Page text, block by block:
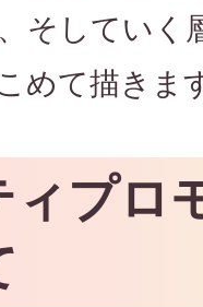
そしていく
めて描きま
ィプロ